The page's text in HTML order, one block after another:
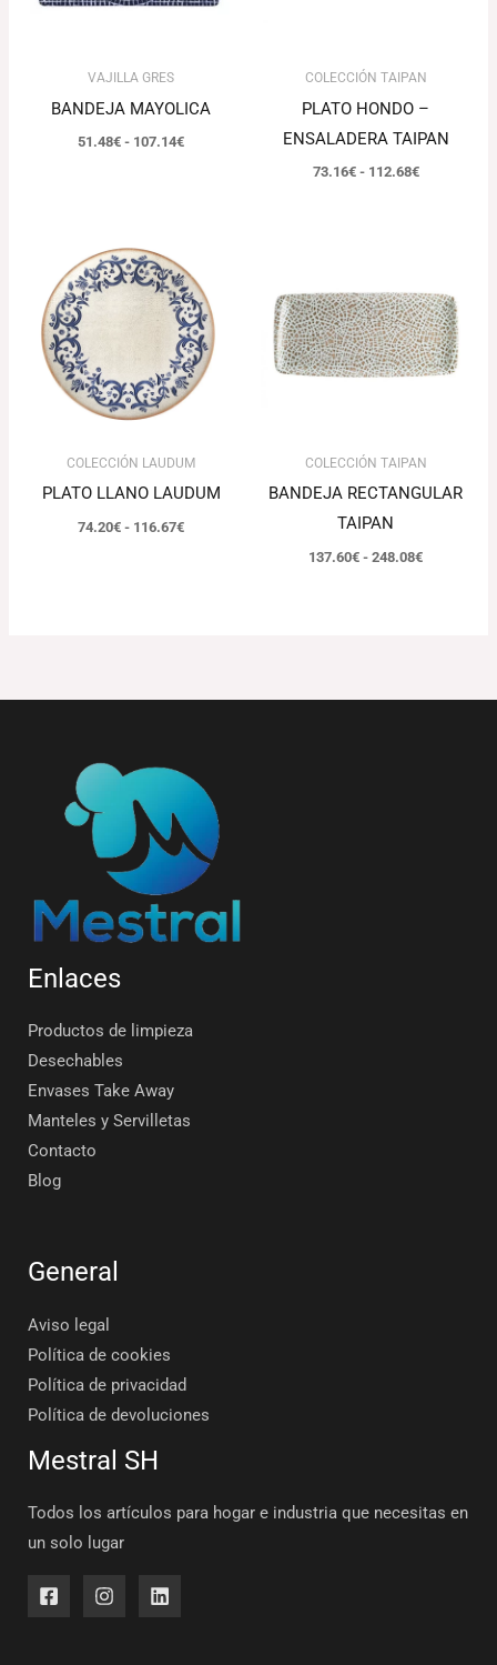
VAJILLA GRES
BANDEJA MAYOLICA
51.48€ - 107.14€
COLECCIÓN TAIPAN
PLATO HONDO –
ENSALADERA TAIPAN
73.16€ - 112.68€
COLECCIÓN LAUDUM
PLATO LLANO LAUDUM
74.20€ - 116.67€
precios:
desde
74.20€
hasta
116.67€
COLECCIÓN TAIPAN
BANDEJA RECTANGULAR
TAIPAN
137.60€ - 248.08€
desde
137.60€
hasta
248.08€
Enlaces
Productos de limpieza
Desechables
Envases Take Away
Manteles y Servilletas
Contacto
Blog
General
Aviso legal
Política de cookies
Política de privacidad
Política de devoluciones
Mestral SH
Todos los artículos para hogar e industria que necesitas en
un solo lugar